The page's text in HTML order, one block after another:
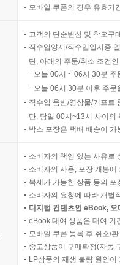
모바일 쿠폰의 경우 유효기
고객의 단순변심 및 착오구
직수입양서/직수입일서중
단, 아래의 주문/취소 조건
오늘 00시 ~ 06시 30분
오늘 06시 30분 이후 주
직수입 음반/영상물/기프트
단, 당일 00시~13시 사이의
박스 포장은 택배 배송이
소비자의 책임 있는 사유로
소비자의 사용, 포장 개봉
복제가 가능한 상품 등의
소비자의 요청에 따라 개별
디지털 컨텐츠인 eBook,
eBook 대여 상품은 대여 기
모바일 쿠폰 등록 후 취소/
중고상품이 구매확정(자동
LP상품의 재생 불량 원인